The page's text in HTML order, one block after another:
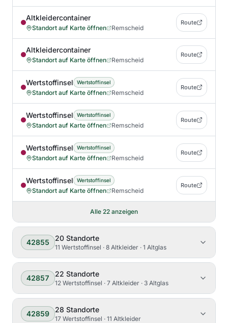
Altkleidercontainer
Standort auf Karte öffnen Remscheid
Route
Altkleidercontainer
Standort auf Karte öffnen Remscheid
Route
Wertstoffinsel Wertstoffinsel
Standort auf Karte öffnen Remscheid
Route
Wertstoffinsel Wertstoffinsel
Standort auf Karte öffnen Remscheid
Route
Wertstoffinsel Wertstoffinsel
Standort auf Karte öffnen Remscheid
Route
Wertstoffinsel Wertstoffinsel
Standort auf Karte öffnen Remscheid
Route
Alle 22 anzeigen
42855 20 Standorte
11 Wertstoffinsel · 8 Altkleider · 1 Altglas
42857 22 Standorte
12 Wertstoffinsel · 7 Altkleider · 3 Altglas
42859 28 Standorte
17 Wertstoffinsel · 11 Altkleider